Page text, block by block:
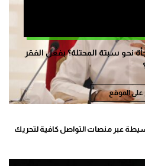
نحو سبتة المحتلة؟ بفعل الفقر
على الموقع
عبر منصات التواصل كافية لتحريك